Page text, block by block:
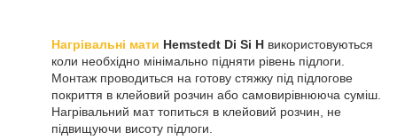
Нагрівальні мати Hemstedt Di Si H використовуються
коли необхідно мінімально підняти рівень підлоги.
Монтаж проводиться на готову стяжку під підлогове
покриття в клейовий розчин або самовирівнююча суміш.
Нагрівальний мат топиться в клейовий розчин, не
підвищуючи висоту підлоги.